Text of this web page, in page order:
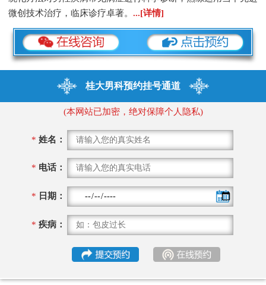
微创技术治疗，临床诊疗卓著。 ...[详情]
桂大男科预约挂号通道
(本网站已加密，绝对保障个人隐私)
* 姓名：
* 电话：
* 日期：
* 疾病：